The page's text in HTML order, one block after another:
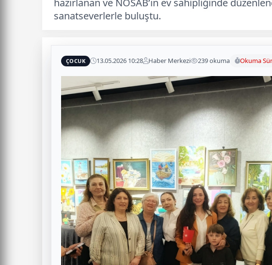
hazırlanan ve NOSAB’ın ev sahipliğinde
sanatseverlerle buluştu.
ÇOCUK 13.05.2026 10:28 Haber Merkezi 239 okuma Okuma